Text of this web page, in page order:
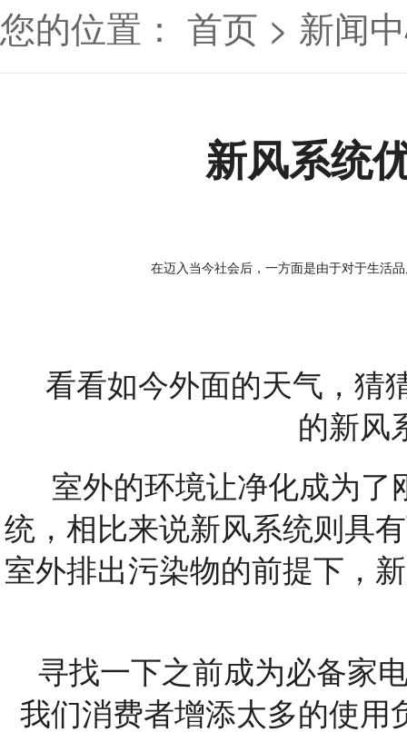
您的位置： 首页 > 新闻
新风系统
在迈入当今社会后，一方面是由于对于生活
看看如今外面的天气，猜
的新风
室外的环境让净化成为了
统 ，相比来说新风系统则具
室外排出污染物的前提下，
寻找一下之前成为必备家
我们消费者增添太多的使用